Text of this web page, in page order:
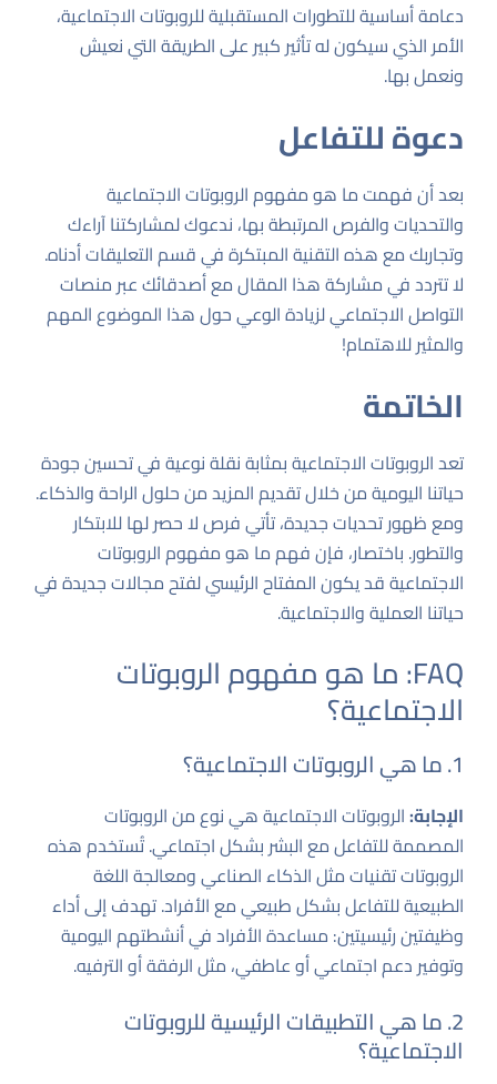
دعامة أساسية للتطورات المستقبلية للروبوتات الاجتماعية،
الأمر الذي سيكون له تأثير كبير على الطريقة التي نعيش
ونعمل بها.
دعوة للتفاعل
بعد أن فهمت ما هو مفهوم الروبوتات الاجتماعية
والتحديات والفرص المرتبطة بها، ندعوك لمشاركتنا آراءك
وتجاربك مع هذه التقنية المبتكرة في قسم التعليقات أدناه.
لا تتردد في مشاركة هذا المقال مع أصدقائك عبر منصات
التواصل الاجتماعي لزيادة الوعي حول هذا الموضوع المهم
والمثير للاهتمام!
الخاتمة
تعد الروبوتات الاجتماعية بمثابة نقلة نوعية في تحسين جودة
حياتنا اليومية من خلال تقديم المزيد من حلول الراحة والذكاء.
ومع ظهور تحديات جديدة، تأتي فرص لا حصر لها للابتكار
والتطور. باختصار، فإن فهم ما هو مفهوم الروبوتات
الاجتماعية قد يكون المفتاح الرئيسي لفتح مجالات جديدة في
حياتنا العملية والاجتماعية.
FAQ: ما هو مفهوم الروبوتات
الاجتماعية؟
1. ما هي الروبوتات الاجتماعية؟
الإجابة:الروبوتات الاجتماعية هي نوع من الروبوتات
المصممة للتفاعل مع البشر بشكل اجتماعي. تُستخدم هذه
الروبوتات تقنيات مثل الذكاء الصناعي ومعالجة اللغة
الطبيعية للتفاعل بشكل طبيعي مع الأفراد. تهدف إلى أداء
وظيفتين رئيسيتين: مساعدة الأفراد في أنشطتهم اليومية
وتوفير دعم اجتماعي أو عاطفي، مثل الرفقة أو الترفيه.
2. ما هي التطبيقات الرئيسية للروبوتات
الاجتماعية؟